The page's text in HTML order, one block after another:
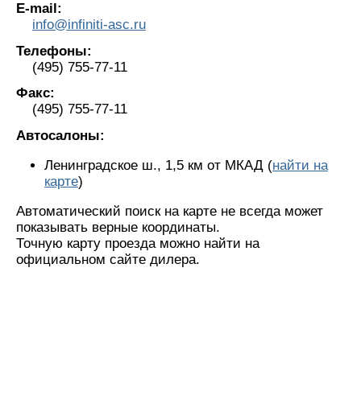
E-mail:
info@infiniti-asc.ru
Телефоны:
(495) 755-77-11
Факс:
(495) 755-77-11
Автосалоны:
Ленинградское ш., 1,5 км от МКАД (найти на
карте)
Автоматический поиск на карте не всегда может
показывать верные координаты.
Точную карту проезда можно найти на
официальном сайте дилера.